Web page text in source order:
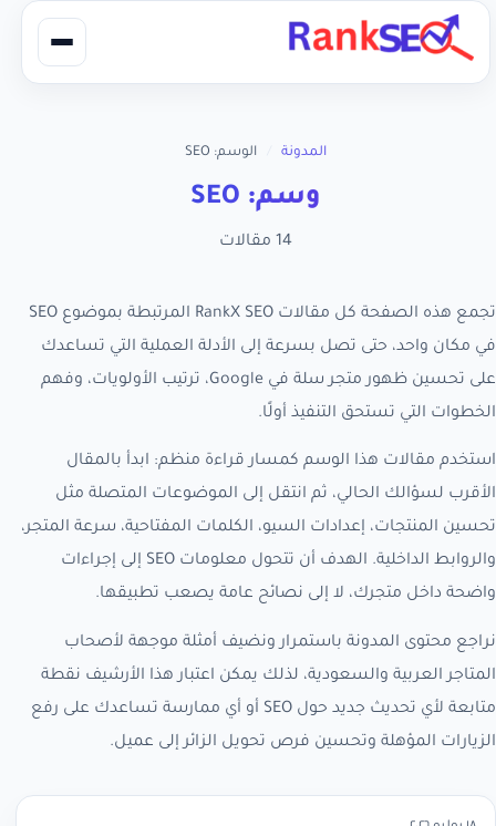
المدونة الوسم: SEO
وسم: SEO
14 مقالات
تجمع هذه الصفحة كل مقالات RankX SEO المرتبطة بموضوع SEO
في مكان واحد، حتى تصل بسرعة إلى الأدلة العملية التي تساعدك
على تحسين ظهور متجر سلة في Google، ترتيب الأولويات، وفهم
الخطوات التي تستحق التنفيذ أولًا.
استخدم مقالات هذا الوسم كمسار قراءة منظم: ابدأ بالمقال
الأقرب لسؤالك الحالي، ثم انتقل إلى الموضوعات المتصلة مثل
تحسين المنتجات، إعدادات السيو، الكلمات المفتاحية، سرعة المتجر،
والروابط الداخلية. الهدف أن تتحول معلومات SEO إلى إجراءات
واضحة داخل متجرك، لا إلى نصائح عامة يصعب تطبيقها.
نراجع محتوى المدونة باستمرار ونضيف أمثلة موجهة لأصحاب
المتاجر العربية والسعودية، لذلك يمكن اعتبار هذا الأرشيف نقطة
متابعة لأي تحديث جديد حول SEO أو أي ممارسة تساعدك على رفع
الزيارات المؤهلة وتحسين فرص تحويل الزائر إلى عميل.